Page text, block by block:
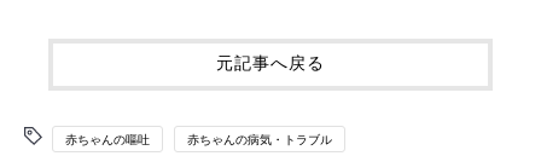
元記事へ戻る
赤ちゃんの嘔吐 赤ちゃんの病気・トラブル